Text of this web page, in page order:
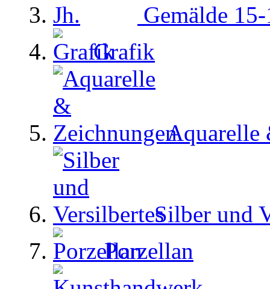
Gemälde
Grafik
Aquarelle
Silber und
Porzellan